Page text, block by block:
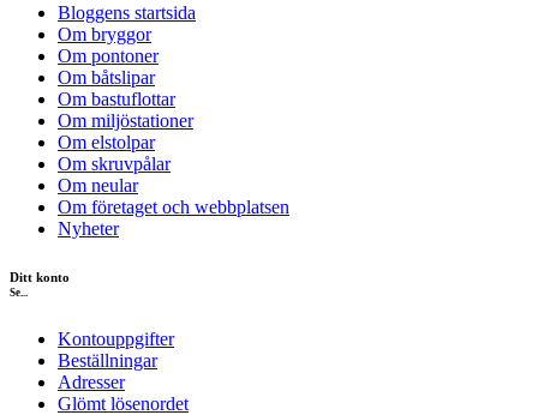
Bloggens startsida
Om bryggor
Om pontoner
Om båtslipar
Om bastuflottar
Om miljöstationer
Om elstolpar
Om skruvpålar
Om neular
Om företaget och webbplatsen
Nyheter
Ditt konto
Se...
Kontouppgifter
Beställningar
Adresser
Glömt lösenordet